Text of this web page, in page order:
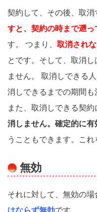
契約して、その後、取消
すと、契約の時まで遡
す。 つまり、 取消され
とです。そして、取消
ません。 取消しできる
消しできるまでの期間も
また、取消しできる契約
消しません。確定的に有
うこともできます。これ
無効
それに対して、無効の場